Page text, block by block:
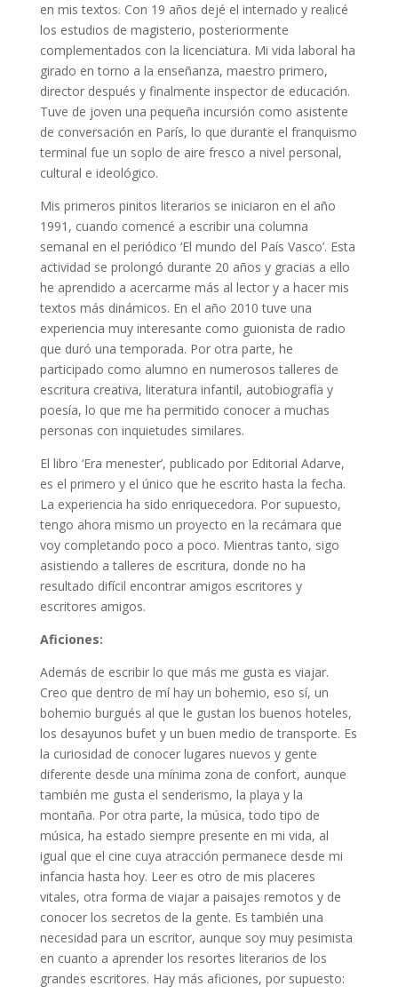
en mis textos. Con 19 años dejé el internado y realicé
los estudios de magisterio, posteriormente
complementados con la licenciatura. Mi vida laboral ha
girado en torno a la enseñanza, maestro primero,
director después y finalmente inspector de educación.
Tuve de joven una pequeña incursión como asistente
de conversación en París, lo que durante el franquismo
terminal fue un soplo de aire fresco a nivel personal,
cultural e ideológico.
Mis primeros pinitos literarios se iniciaron en el año
1991, cuando comencé a escribir una columna
semanal en el periódico ‘El mundo del País Vasco’. Esta
actividad se prolongó durante 20 años y gracias a ello
he aprendido a acercarme más al lector y a hacer mis
textos más dinámicos. En el año 2010 tuve una
experiencia muy interesante como guionista de radio
que duró una temporada. Por otra parte, he
participado como alumno en numerosos talleres de
escritura creativa, literatura infantil, autobiografía y
poesía, lo que me ha permitido conocer a muchas
personas con inquietudes similares.
El libro ‘Era menester’, publicado por Editorial Adarve,
es el primero y el único que he escrito hasta la fecha.
La experiencia ha sido enriquecedora. Por supuesto,
tengo ahora mismo un proyecto en la recámara que
voy completando poco a poco. Mientras tanto, sigo
asistiendo a talleres de escritura, donde no ha
resultado difícil encontrar amigos escritores y
escritores amigos.
Aficiones:
Además de escribir lo que más me gusta es viajar.
Creo que dentro de mí hay un bohemio, eso sí, un
bohemio burgués al que le gustan los buenos hoteles,
los desayunos bufet y un buen medio de transporte. Es
la curiosidad de conocer lugares nuevos y gente
diferente desde una mínima zona de confort, aunque
también me gusta el senderismo, la playa y la
montaña. Por otra parte, la música, todo tipo de
música, ha estado siempre presente en mi vida, al
igual que el cine cuya atracción permanece desde mi
infancia hasta hoy. Leer es otro de mis placeres
vitales, otra forma de viajar a paisajes remotos y de
conocer los secretos de la gente. Es también una
necesidad para un escritor, aunque soy muy pesimista
en cuanto a aprender los resortes literarios de los
grandes escritores. Hay más aficiones, por supuesto: